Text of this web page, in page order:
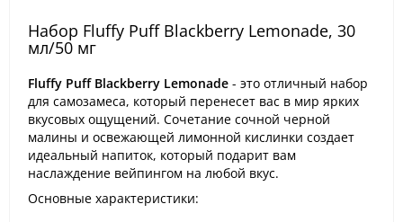
Набор Fluffy Puff Blackberry Lemonade, 30
мл/50 мг
Fluffy Puff Blackberry Lemonade - это отличный набор
для самозамеса, который перенесет вас в мир ярких
вкусовых ощущений. Сочетание сочной черной
малины и освежающей лимонной кислинки создает
идеальный напиток, который подарит вам
наслаждение вейпингом на любой вкус.
Основные характеристики: